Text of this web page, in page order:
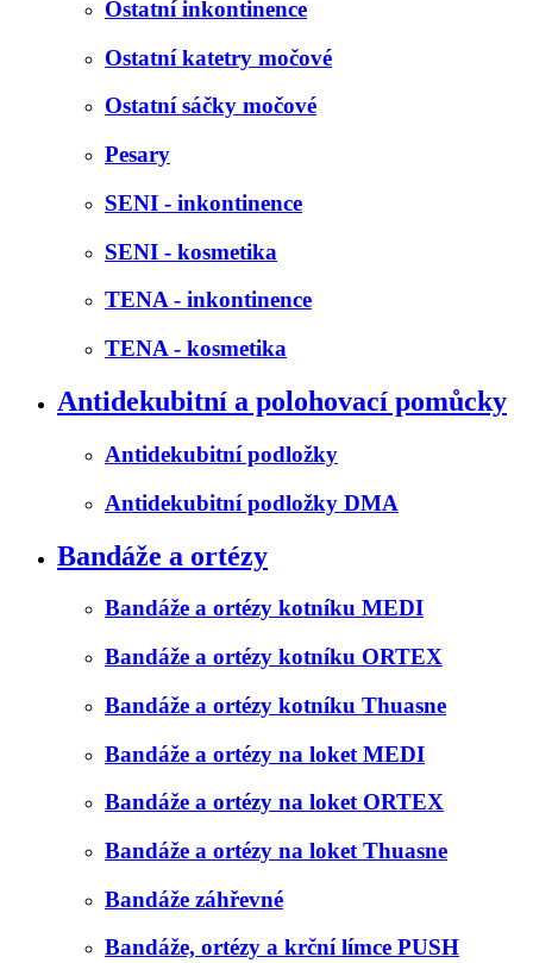
Ostatní inkontinence
Ostatní katetry močové
Ostatní sáčky močové
Pesary
SENI - inkontinence
SENI - kosmetika
TENA - inkontinence
TENA - kosmetika
Antidekubitní a polohovací pomůcky
Antidekubitní podložky
Antidekubitní podložky DMA
Bandáže a ortézy
Bandáže a ortézy kotníku MEDI
Bandáže a ortézy kotníku ORTEX
Bandáže a ortézy kotníku Thuasne
Bandáže a ortézy na loket MEDI
Bandáže a ortézy na loket ORTEX
Bandáže a ortézy na loket Thuasne
Bandáže záhřevné
Bandáže, ortézy a krční límce PUSH